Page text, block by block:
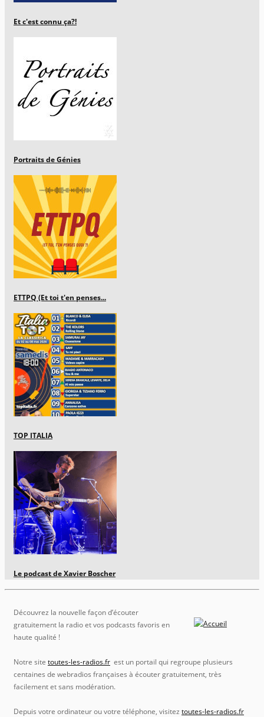
Et c'est connu ça?!
Portraits de Génies
ETTPQ (Et toi t'en penses...
TOP ITALIA
Le podcast de Xavier Boscher
Découvrez la nouvelle façon d’écouter
gratuitement la radio et vos podcasts favoris en
haute qualité !
Notre site toutes-les-radios.fr est un portail qui regroupe plusieurs
centaines de webradios françaises à écouter gratuitement, très
facilement et sans modération.
Depuis votre ordinateur ou votre téléphone, visitez toutes-les-radios.fr